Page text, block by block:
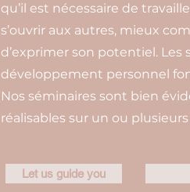
qu’il est nécessaire de
s’ouvrir aux autres, mieux
d’exprimer son potentiel.
développement personnel
Nos séminaires sont bien
réalisables sur un ou plusieurs
Let us guide you